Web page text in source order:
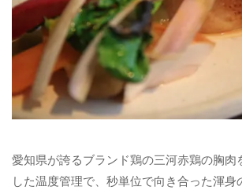
愛知県が誇るブランド鶏の三河赤鶏の胸肉
した温度管理で、秒単位で向き合った渾身